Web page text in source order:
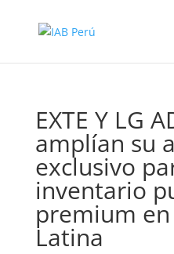
EXTE Y LG
amplían su
exclusivo
inventario
premium
Latina